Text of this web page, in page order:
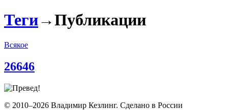
Теги→Публикации
Всякое
26646
© 2010–2026 Владимир Кезлинг. Сделано в России